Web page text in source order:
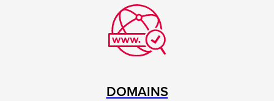
DOMAINS